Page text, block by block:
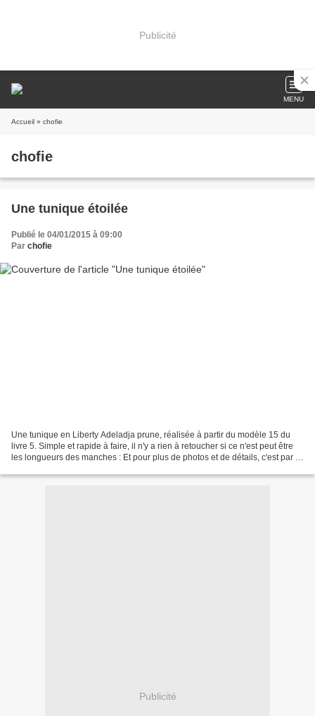
Publicité
MENU
Accueil » chofie
chofie
Une tunique étoilée
Publié le 04/01/2015 à 09:00
Par chofie
Une tunique en Liberty Adeladja prune, réalisée à partir du modèle 15 du
livre 5. Simple et rapide à faire, il n'y a rien à retoucher si ce n'est peut être
les longueurs des manches : Et pour plus de photos et de détails, c'est par là
Publicité